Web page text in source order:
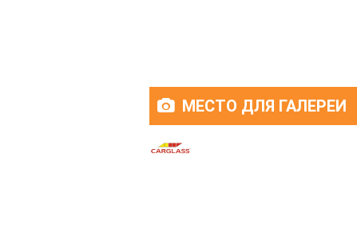
МЕСТО ДЛЯ ГАЛЕРЕИ